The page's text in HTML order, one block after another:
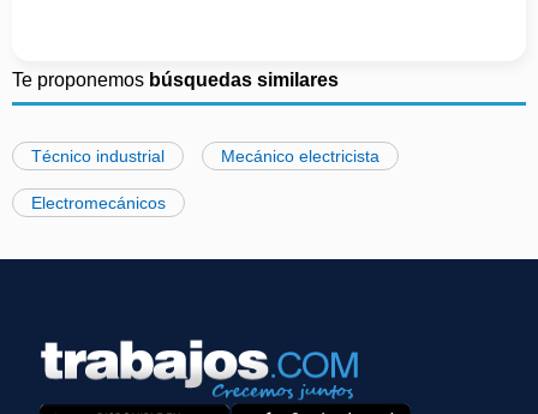
Te proponemos búsquedas similares
Técnico industrial Mecánico electricista
Electromecánicos